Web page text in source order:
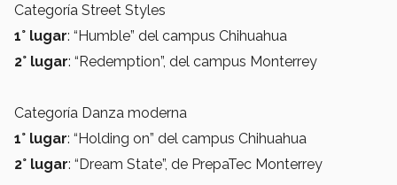
Categoría Street Styles
1° lugar: “Humble” del campus Chihuahua
2° lugar: “Redemption”, del campus Monterrey
Categoría Danza moderna
1° lugar: “Holding on” del campus Chihuahua
2° lugar: “Dream State”, de PrepaTec Monterrey